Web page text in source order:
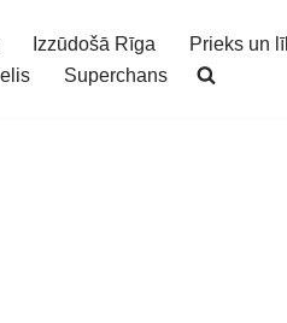
Izzūdošā Rīga Prieks un
Superchans